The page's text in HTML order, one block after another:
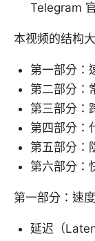
Telegram
本视频的结构
第一部分：
第二部分：
第三部分：
第四部分：
第五部分：
第六部分：
第一部分：速
延迟（